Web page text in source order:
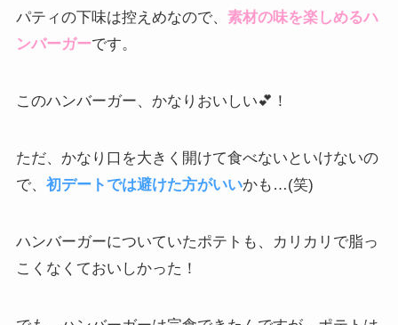
パティの下味は控えめなので、 素材の味を楽しめるハ
ンバーガーです。
このハンバーガー、かなりおいしい💕！
ただ、かなり口を大きく開けて食べないといけないの
で、 初デートでは避けた方がいいかも…(笑)
ハンバーガーについていたポテトも、カリカリで脂っ
こくなくておいしかった！